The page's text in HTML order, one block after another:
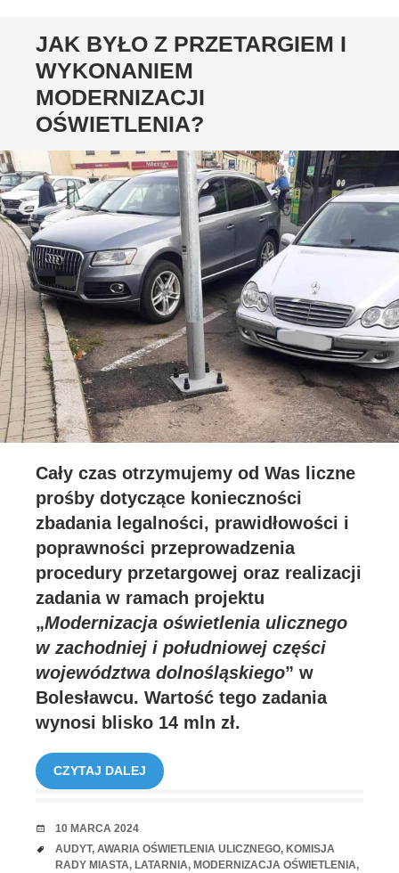
JAK BYŁO Z PRZETARGIEM I
WYKONANIEM
MODERNIZACJI
OŚWIETLENIA?
Cały czas otrzymujemy od Was liczne
prośby dotyczące konieczności
zbadania legalności, prawidłowości i
poprawności przeprowadzenia
procedury przetargowej oraz realizacji
zadania w ramach projektu
„Modernizacja oświetlenia ulicznego
w zachodniej i południowej części
województwa dolnośląskiego” w
Bolesławcu. Wartość tego zadania
wynosi blisko 14 mln zł.
CZYTAJ DALEJ
RANDKA
10 MARCA 2024
TAGI
AUDYT, AWARIA OŚWIETLENIA ULICZNEGO, KOMISJA
RADY MIASTA, LATARNIA, MODERNIZACJA OŚWIETLENIA,